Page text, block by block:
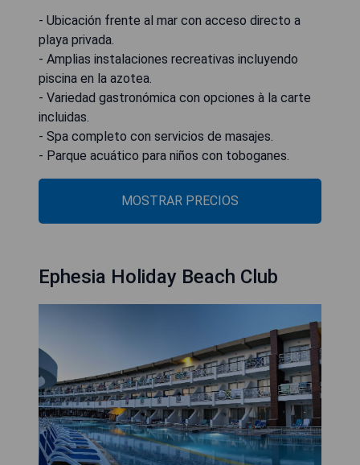
- Ubicación frente al mar con acceso directo a
playa privada.
- Amplias instalaciones recreativas incluyendo
piscina en la azotea.
- Variedad gastronómica con opciones à la carte
incluidas.
- Spa completo con servicios de masajes.
- Parque acuático para niños con toboganes.
MOSTRAR PRECIOS
Ephesia Holiday Beach Club